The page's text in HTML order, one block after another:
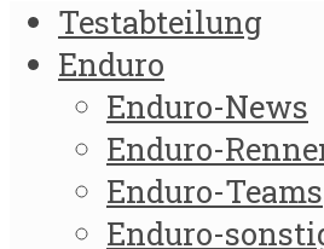
Testabteilung
Enduro
Enduro-News
Enduro-
Enduro-Teams
Enduro-